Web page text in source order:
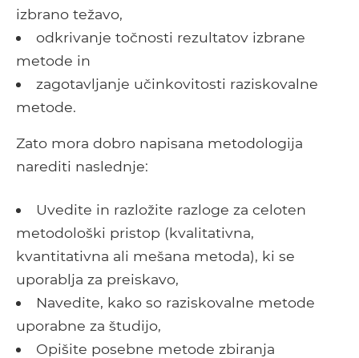
izbrano težavo,
odkrivanje točnosti rezultatov izbrane
metode in
zagotavljanje učinkovitosti raziskovalne
metode.
Zato mora dobro napisana metodologija
narediti naslednje:
Uvedite in razložite razloge za celoten
metodološki pristop (kvalitativna,
kvantitativna ali mešana metoda), ki se
uporablja za preiskavo,
Navedite, kako so raziskovalne metode
uporabne za študijo,
Opišite posebne metode zbiranja